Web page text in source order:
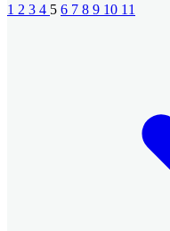
1 2 3 4 5 6 7 8 9 10 11